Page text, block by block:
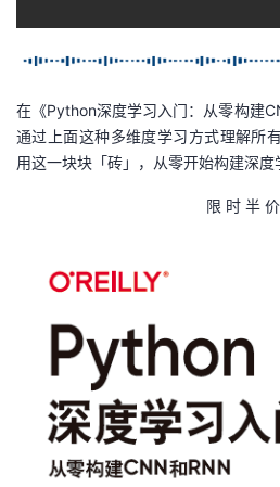
在《Python深度学习入门：从零构建
通过上面这种多维度学习方式理解所
用这一块块「砖」，从零开始构建深度
限 时 半 价